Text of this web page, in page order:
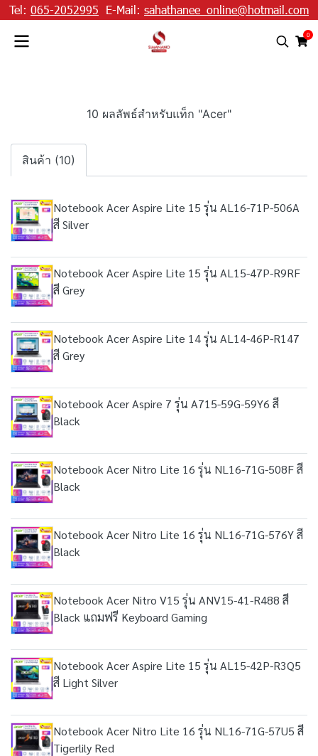
Tel: 065-2052995 E-Mail: sahathanee_online@hotmail.com
0
10 ผลลัพธ์สำหรับแท็ก "Acer"
สินค้า (10)
Notebook Acer Aspire Lite 15 รุ่น AL16-71P-506A
สี Silver
Notebook Acer Aspire Lite 15 รุ่น AL15-47P-R9RF
สี Grey
Notebook Acer Aspire Lite 14 รุ่น AL14-46P-R147
สี Grey
Notebook Acer Aspire 7 รุ่น A715-59G-59Y6 สี
Black
Notebook Acer Nitro Lite 16 รุ่น NL16-71G-508F สี
Black
Notebook Acer Nitro Lite 16 รุ่น NL16-71G-576Y สี
Black
Notebook Acer Nitro V15 รุ่น ANV15-41-R488 สี
Black แถมฟรี Keyboard Gaming
Notebook Acer Aspire Lite 15 รุ่น AL15-42P-R3Q5
สี Light Silver
Notebook Acer Nitro Lite 16 รุ่น NL16-71G-57U5 สี
Tigerlily Red